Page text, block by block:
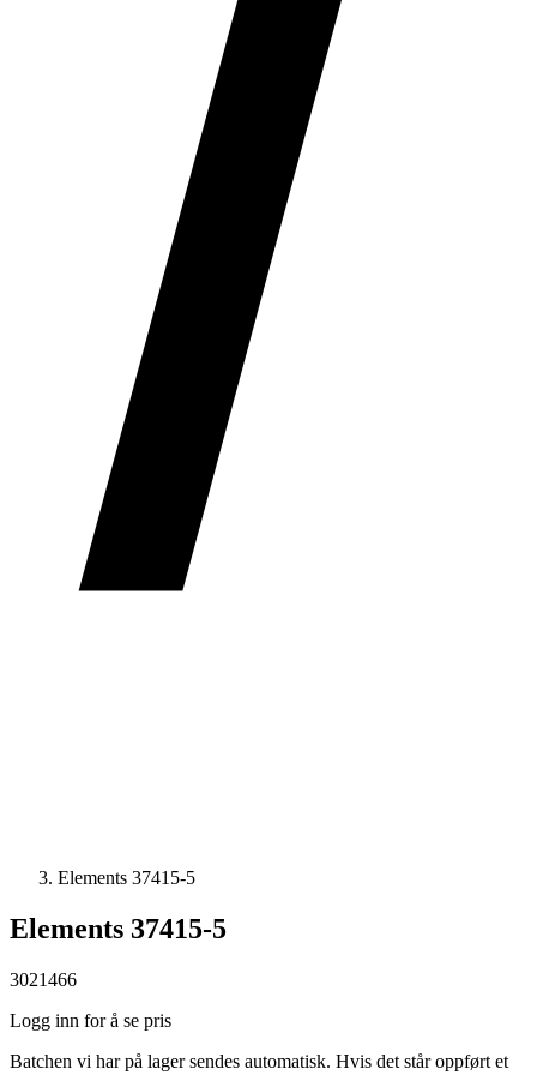
Elements 37415-5
Elements 37415-5
3021466
Logg inn for å se pris
Batchen vi har på lager sendes automatisk. Hvis det står oppført et